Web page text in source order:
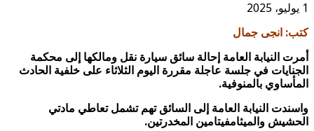
1 يوليو، 2025
كتب: انجى جمال
أمرت النيابة العامة إحالة سائق سيارة نقل ومالكها إلى محكمة
الجنايات في جلسة عاجلة مقررة اليوم الثلاثاء على خلفية الحادث
المأساوي بالمنوفية.
واسندت النيابة العامة إلى السائق تهم تشمل تعاطي مادتي
الحشيش والميثامفيتامين المخدرتين.